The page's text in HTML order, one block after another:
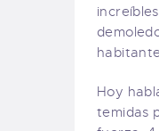
Hoy
temidas